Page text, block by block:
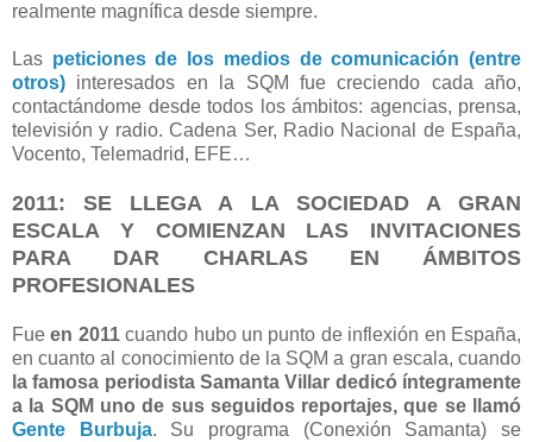
realmente magnífica desde siempre.
Las peticiones de los medios de comunicación (entre
otros) interesados en la SQM fue creciendo cada año,
contactándome desde todos los ámbitos: agencias, prensa,
televisión y radio. Cadena Ser, Radio Nacional de España,
Vocento, Telemadrid, EFE…
2011: SE LLEGA A LA SOCIEDAD A GRAN
ESCALA Y COMIENZAN LAS INVITACIONES
PARA DAR CHARLAS
EN ÁMBITOS
PROFESIONALES
Fueen 2011cuando hubo un punto de inflexión en España,
en cuanto al conocimiento de la SQM a gran escala, cuando
la famosa periodista Samanta Villar dedicó íntegramente
a la SQM uno de sus seguidos reportajes, que se llamó
Gente Burbuja. Su programa (Conexión Samanta) se